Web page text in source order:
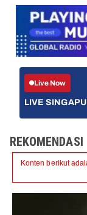
Live Now
LIVE